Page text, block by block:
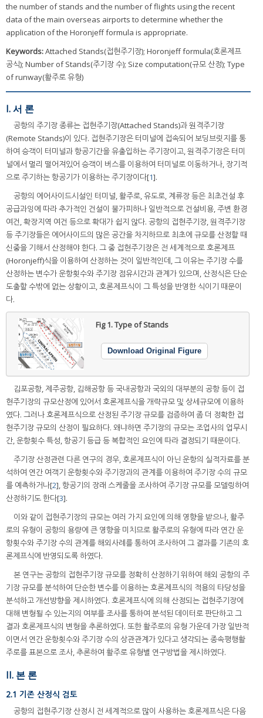
the number of stands and the number of flights using the recent
data of the main overseas airports to determine whether the
application of the Horonjeff formula is appropriate.
Keywords:Attached Stands(접현주기장); Horonjeff formula(호론제프
공식); Number of Stands(주기장 수); Size computation(규모 산정); Type
of runway(활주로 유형)
I. 서 론
공항의 주기장 종류는 접현주기장(Attached Stands)과 원격주기장
(Remote Stands)이 있다. 접현주기장은 터미널에 접속되어 보딩브릿지를 통
하여 승객이 터미널과 항공기간을 유출입하는 주기장이고, 원격주기장은 터미
널에서 멀리 떨어져있어 승객이 버스를 이용하여 터미널로 이동하거나, 장기적
으로 주기하는 항공기가 이용하는 주기장이다[1].
공항의 에어사이드시설인 터미널, 활주로, 유도로, 계류장 등은 최초건설 후
공급과잉에 따라 추가적인 건설이 불가피하나 일반적으로 건설비용, 주변 환경
여건, 확장지역 여건 등으로 확대가 쉽지 않다. 공항의 접현주기장, 원격주기장
등 주기장들은 에어사이드의 많은 공간을 차지하므로 최초에 규모를 산정할 때
신중을 기해서 산정해야 한다. 그 중 접현주기장은 전 세계적으로 호론제프
(Horonjeff)식을 이용하여 산정하는 것이 일반적인데, 그 이유는 주기장 수를
산정하는 변수가 운항횟수와 주기장 점유시간과 관계가 있으며, 산정식은 단순
도출할 수밖에 없는 상황이고, 호론제프식이 그 특성을 반영한 식이기 때문이
다.
Fig 1.Type of Stands
Download Original Figure
김포공항, 제주공항, 김해공항 등 국내공항과 국외의 대부분의 공항 등이 접
현주기장의 규모산정에 있어서 호론제프식을 개략규모 및 상세규모에 이용하
였다. 그러나 호론제프식으로 산정된 주기장 규모를 검증하여 좀 더 정확한 접
현주기장 규모의 산정이 필요하다. 왜냐하면 주기장의 규모는 조업사의 업무시
간, 운항횟수 특성, 항공기 등급 등 복합적인 요인에 따라 결정되기 때문이다.
주기장 산정관련 다른 연구의 경우, 호론제프식이 아닌 운항의 실적자료를 분
석하여 연간 여객기 운항횟수와 주기장과의 관계를 이용하여 주기장 수의 규모
를 예측하거나[2], 항공기의 장래 스케줄을 조사하여 주기장 규모를 모델링하여
산정하기도 한다[3].
이와 같이 접현주기장의 규모는 여러 가지 요인에 의해 영향을 받으나, 활주
로의 유형이 공항의 용량에 큰 영향을 미치므로 활주로의 유형에 따라 연간 운
항횟수와 주기장 수의 관계를 해외사례를 통하여 조사하여 그 결과를 기존의 호
론제프식에 반영되도록 하였다.
본 연구는 공항의 접현주기장 규모를 정확히 산정하기 위하여 해외 공항의 주
기장 규모를 분석하여 단순한 변수를 이용하는 호론제프식의 적용의 타당성을
분석하고 개선방향을 제시하였다. 호론제프식에 의해 산정되는 접현주기장에
대해 변형될 수 있는지의 여부를 조사를 통하여 분석된 데이터로 판단하고 그
결과 호론제프식의 변형을 추론하였다. 또한 활주로의 유형 가운데 가장 일반적
이면서 연간 운항횟수와 주기장 수의 상관관계가 있다고 생각되는 종속평행활
주로를 표본으로 조사, 추론하여 활주로 유형별 연구방법을 제시하였다.
II. 본 론
2.1 기존 산정식 검토
공항의 접현주기장 산정시 전 세계적으로 많이 사용하는 호론제프식은 다음